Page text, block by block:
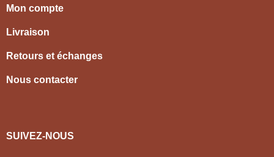
Mon compte
Livraison
Retours et échanges
Nous contacter
SUIVEZ-NOUS